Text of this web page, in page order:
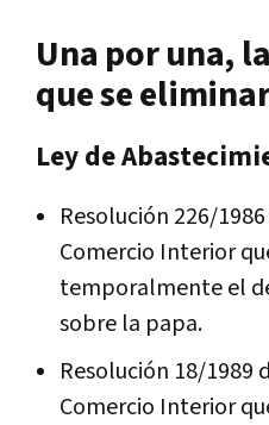
Una por una,
que se
Ley de
Resolución 226/
Comercio Interior
temporalmente el
sobre la papa.
Resolución 18/1989
Comercio Interior